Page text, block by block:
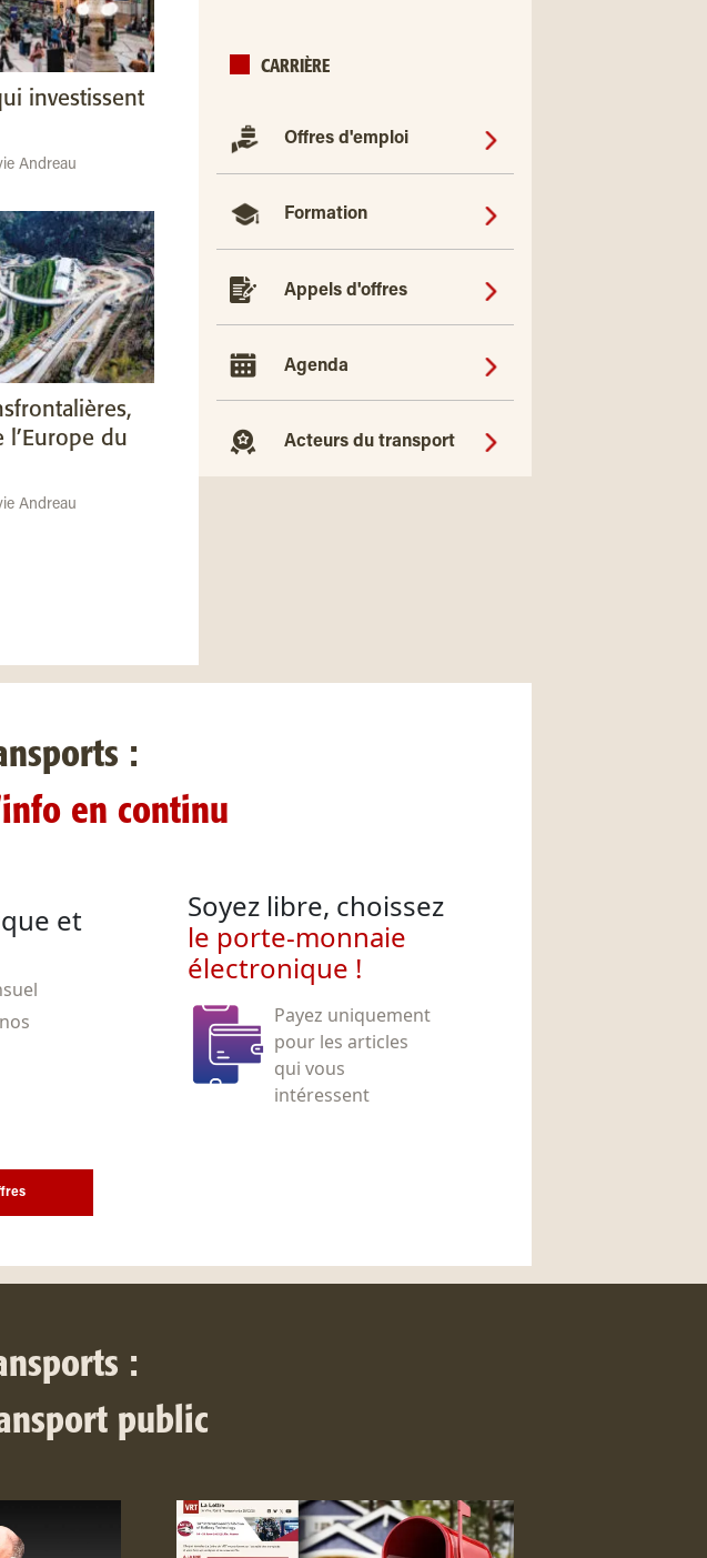
investissent
Andreau
l’Europe du
Andreau
CARRIÈRE
Offres d'emploi
Formation
Appels d'offres
Agenda
Acteurs du transport
:
en continu
et
Soyez libre, choissez
le porte-monnaie
électronique !
Payez uniquement
pour les articles
qui vous
intéressent
:
public